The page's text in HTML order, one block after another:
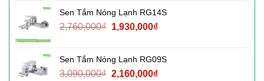
2,220,000₫.là:
1,550,000₫.
Sen Tắm Nóng Lạnh RG14S
2,760,000₫ Giá
2,760,000₫.
1,930,000₫Giá
là:
1,930,000₫.
Sen Tắm Nóng Lạnh RG09S
3,090,000₫ Giá
2,160,000₫Giá